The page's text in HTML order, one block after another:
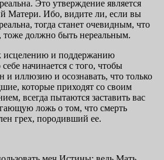
Это утверждение является
Матери. Ибо, видите ли, если вы
тогда станет очевидным, что
тоже должно быть не­реальным.
исцелению и поддержанию
начинается с того, чтобы
и иллюзию и осознавать, что только
которые приходят со своим
всегда пытаются заставить вас
ложь о том, что смерть
грех, породивший ее.